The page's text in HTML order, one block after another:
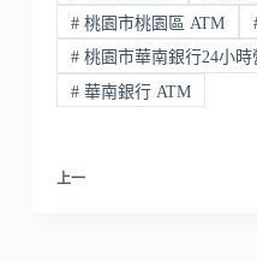
#桃園市桃園區 ATM
#桃園市華南銀行24小時
#華南銀行 ATM
上一